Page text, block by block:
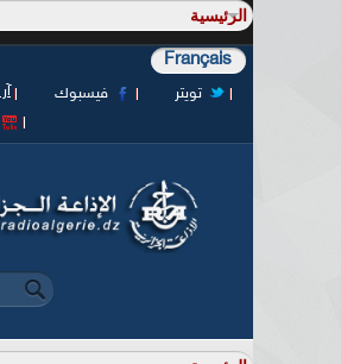
Français
فيسبوك
تويتر